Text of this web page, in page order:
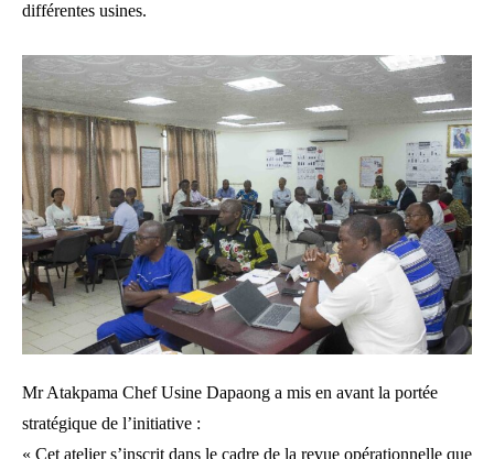
différentes usines.
Mr Atakpama Chef Usine Dapaong a mis en avant la portée
stratégique de l’initiative :
« Cet atelier s’inscrit dans le cadre de la revue opérationnelle que